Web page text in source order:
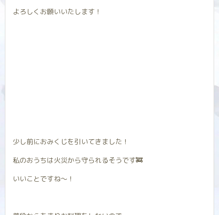
よろしくお願いいたします！
少し前におみくじを引いてきました！
私のおうちは火災から守られるそうです🚒
いいことですね〜！